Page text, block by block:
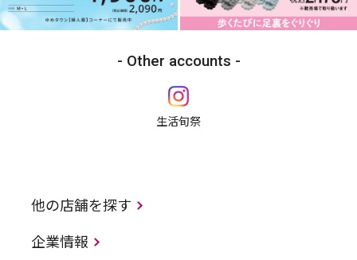
Other accounts
生活旬祭
他の店舗を探す
企業情報